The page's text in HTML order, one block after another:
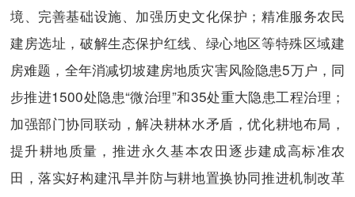
境、完善基础设施、加强历史文化保护；精准服务农民
建房选址，破解生态保护红线、绿心地区等特殊区域建
房难题，全年消减切坡建房地质灾害风险隐患5万户，同
步推进1500处隐患“微治理”和35处重大隐患工程治理；
加强部门协同联动，解决耕林水矛盾，优化耕地布局，
提升耕地质量，推进永久基本农田逐步建成高标准农
田，落实好构建汛旱并防与耕地置换协同推进机制改革